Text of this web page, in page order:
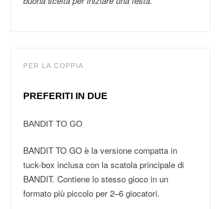
PER LA COPPIA
PREFERITI IN DUE
BANDIT TO GO
BANDIT TO GO è la versione compatta in
tuck-box inclusa con la scatola principale di
BANDIT. Contiene lo stesso gioco in un
formato più piccolo per 2–6 giocatori.